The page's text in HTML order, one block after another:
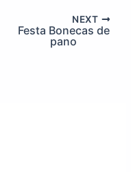
NEXT
Festa Bonecas de
pano